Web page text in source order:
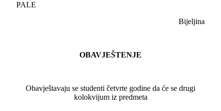
PALE
Bijeljina
OBAVJEŠTENJE
Obavještavaju se studenti četvrte godine da će se drugi
kolokvijum iz predmeta